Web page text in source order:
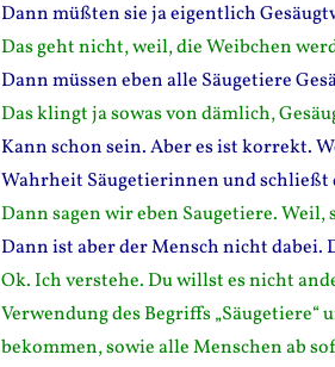
Dann müßten sie ja eigentlich
Das geht nicht, weil, die Weibchen
Dann müssen eben alle Säugetiere
Das klingt ja sowas von dämlich,
Kann schon sein. Aber es ist korrekt.
Wahrheit Säugetierinnen und schließt
Dann sagen wir eben Saugetiere. Weil,
Dann ist aber der Mensch nicht dabei.
Ok. Ich verstehe. Du willst es nicht
Verwendung des Begriffs
bekommen, sowie alle Menschen ab